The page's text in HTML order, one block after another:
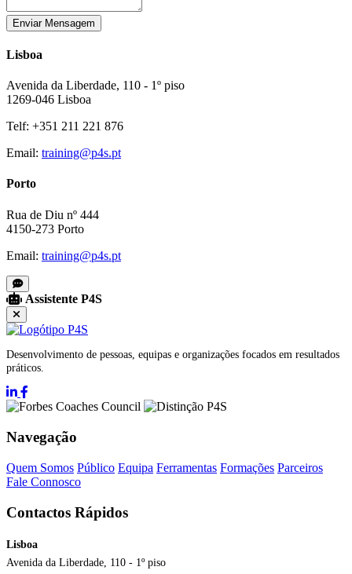
Enviar Mensagem
Lisboa
Avenida da Liberdade, 110 - 1º piso
1269-046 Lisboa
Telf: +351 211 221 876
Email: training@p4s.pt
Porto
Rua de Diu nº 444
4150-273 Porto
Email: training@p4s.pt
Assistente P4S
Desenvolvimento de pessoas, equipas e organizações focados em resultados
práticos.
Navegação
Quem Somos Público Equipa Ferramentas Formações Parceiros
Fale Connosco
Contactos Rápidos
Lisboa
Avenida da Liberdade, 110 - 1º piso